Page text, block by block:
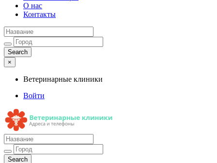
О нас
Контакты
×
Ветеринарные клиники
Войти
Ветеринарные клиники
Адреса и телефоны